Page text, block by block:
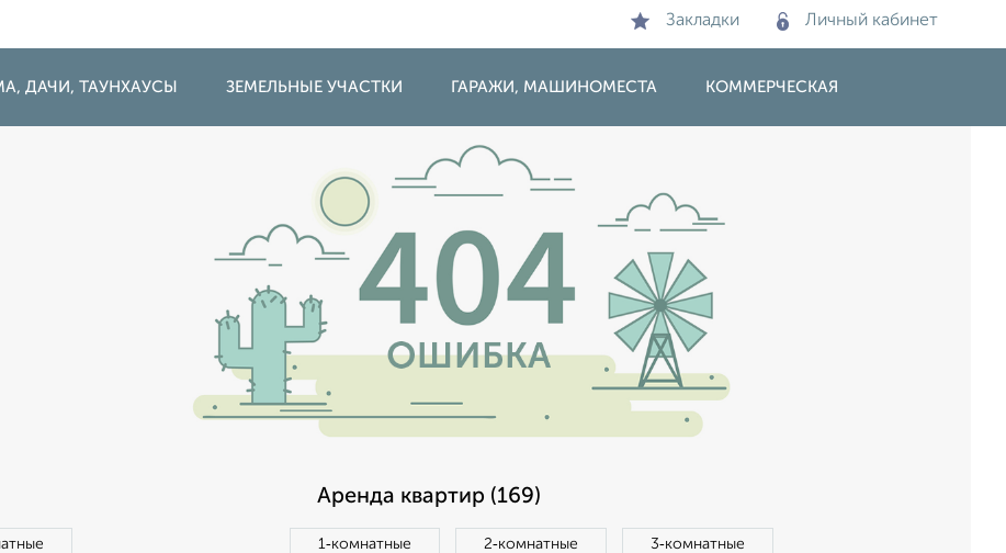
Закладки Личный кабинет
ДАЧИ, ТАУНХАУСЫ ЗЕМЕЛЬНЫЕ УЧАСТКИ ГАРАЖИ, МАШИНОМЕСТА КОММЕРЧЕСКАЯ
Аренда квартир (169)
1‑комнатные 2‑комнатные 3‑комнатные